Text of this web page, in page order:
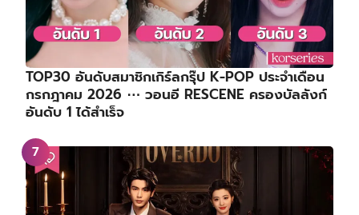
TOP30 อันดับสมาชิกเกิร์ลกรุ๊ป K-POP ประจำเดือน
กรกฎาคม 2026 ⋯ วอนอี RESCENE ครองบัลลังก์
อันดับ 1 ได้สำเร็จ